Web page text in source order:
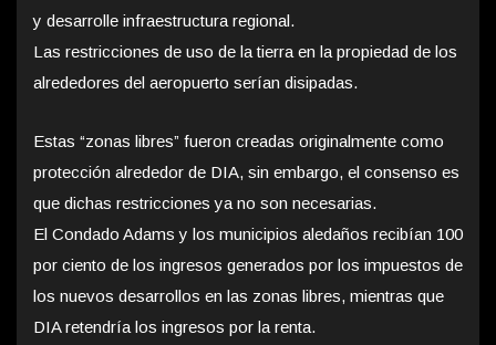
y desarrolle infraestructura regional.
Las restricciones de uso de la tierra en la propiedad de los
alrededores del aeropuerto serían disipadas.
Estas “zonas libres” fueron creadas originalmente como
protección alrededor de DIA, sin embargo, el consenso es
que dichas restricciones ya no son necesarias.
El Condado Adams y los municipios aledaños recibían 100
por ciento de los ingresos generados por los impuestos de
los nuevos desarrollos en las zonas libres, mientras que
DIA retendría los ingresos por la renta.